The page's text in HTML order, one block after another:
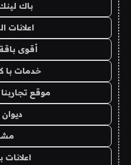
باك لينك
اعلانات
أقوى
خدمات با
موقع